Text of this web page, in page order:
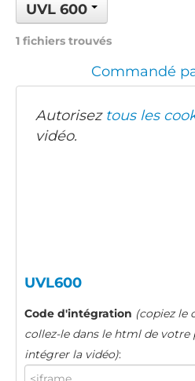
UVL 600
1 fichiers trouvés
Commandé
Autorisez tous les
vidéo.
UVL600
Code d'intégration (copiez le
collez-le dans le html de votre
intégrer la vidéo):